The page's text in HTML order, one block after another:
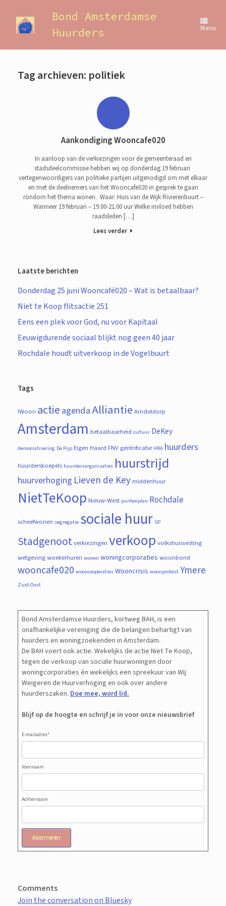
inhoud
Bond Amsterdamse
Huurders
Menu
Tag archieven: politiek
Aankondiging Wooncafe020
In aanloop van de verkiezingen voor de gemeenteraad en
stadsdeelcommissie hebben wij op donderdag 19 februari
vertegenwoordigers van politieke partijen uitgenodigd om met elkaar
en met de deelnemers van het Wooncafe020 in gesprek te gaan
rondom het thema wonen. Waar: Huis van de Wijk Rivierenbuurt –
Wanneer 19 februari – 19.00-21.00 uur Welke invloed hebben
raadsleden […]
Lees verder
Laatste berichten
Donderdag 25 juni Wooncafé020 – Wat is betaalbaar?
Niet te Koop flitsactie 251
Eens een plek voor God, nu voor Kapitaal
Eeuwigdurende sociaal blijkt nog geen 40 jaar
Rochdale houdt uitverkoop in de Vogelbuurt
Tags
!Woon actieagendaAlliantie Amsteldorp
Amsterdam betaalbaarheid cultuur DeKey
democratisering De Pijp Eigen Haard FNV gentrificatie HRA huurders
huurderskoepels huurdersorganisaties huurstrijd
huurverhoging Lieven de Key middenhuur
NietTeKoop Nieuw-West puntenplan Rochdale
scheefwonen segregatie sociale huur SP
Stadgenootverkiezingen verkoop volkshuisvesting
wetgevingwoekerhuren wonen woningcorporaties woonbond
wooncafe020 wooncooperaties Wooncrisis woonprotest Ymere
Zuid-Oost
Bond Amsterdamse Huurders, kortweg BAH, is een
onafhankelijke vereniging die de belangen behartigt van
huurders en woningzoekenden in Amsterdam.
De BAH voert ook actie. Wekelijks de actie Niet Te Koop,
tegen de verkoop van sociale huurwoningen door
woningcorporaties én wekelijks een spreekuur van Wij
Weigeren de Huurverhoging en ook over andere
huurderszaken. Doe mee, word lid.
Blijf op de hoogte en schrijf je in voor onze nieuwsbrief
E-mailadres*
Voornaam
Achternaam
Abonneren
Comments
Join the conversation on Bluesky